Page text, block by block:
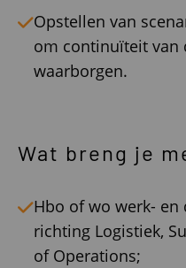
Opstellen van
om continuïteit van
waarborgen.
Wat breng je
Hbo of wo werk-
richting Logistiek,
of Operations;